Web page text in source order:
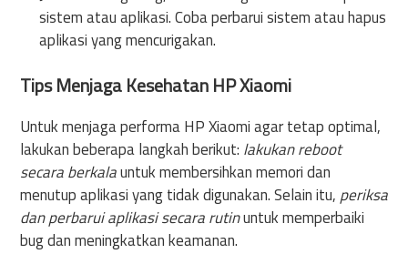
sistem atau aplikasi. Coba perbarui sistem atau hapus
aplikasi yang mencurigakan.
Tips Menjaga Kesehatan HP Xiaomi
Untuk menjaga performa HP Xiaomi agar tetap optimal,
lakukan beberapa langkah berikut: lakukan reboot
secara berkalauntuk membersihkan memori dan
menutup aplikasi yang tidak digunakan. Selain itu,periksa
dan perbarui aplikasi secara rutinuntuk memperbaiki
bug dan meningkatkan keamanan.